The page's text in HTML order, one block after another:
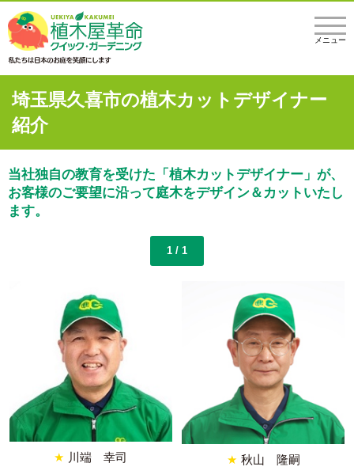
メニュー
埼玉県久喜市の植木カットデザイナー
紹介
当社独自の教育を受けた「植木カットデザイナー」が、
お客様のご要望に沿って庭木をデザイン＆カットいたし
ます。
1 / 1
★ 川端 幸司 ★ 秋山 隆嗣